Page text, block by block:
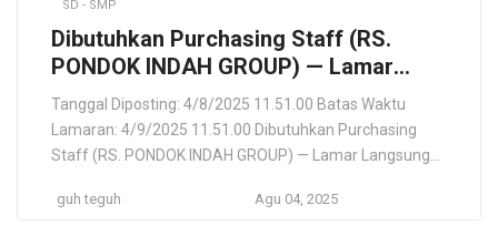
SD - SMP
Dibutuhkan Purchasing Staff (RS.
PONDOK INDAH GROUP) — Lamar
Langsung PT BINARA GUNA
MEDIKTAMA
Tanggal Diposting: 4/8/2025 11.51.00 Batas Waktu
Lamaran: 4/9/2025 11.51.00 Dibutuhkan Purchasing
Staff (RS. PONDOK INDAH GROUP) — Lamar Langsung
MEDIKTAMA (RS. PONDOK INDAH GROUP) Kota
guh teguh Agu 04, 2025